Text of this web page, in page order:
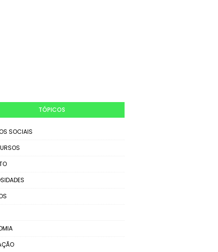
TÓPICOS
SOCIAIS